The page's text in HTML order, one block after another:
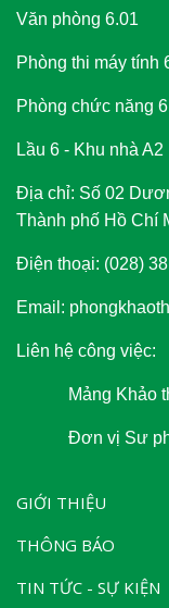
Văn phòng 6.01
Phòng thi máy tính
Phòng chức năng
Lầu 6 - Khu nhà A2
Địa chỉ: Số 02
Thành phố Hồ Chí
Điện thoại: (028)
Email:
Liên hệ công việc:
Mảng Khảo thí:
Đơn vị Sư phạm
GIỚI THIỆU
THÔNG BÁO
TIN TỨC - SỰ KIỆN